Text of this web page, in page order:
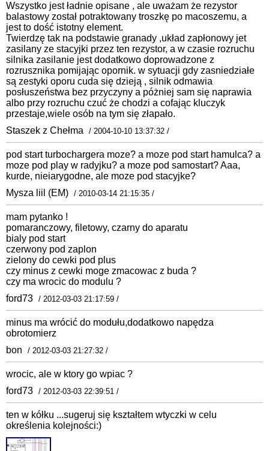
Wszystko jest ładnie opisane , ale uważam że rezystor
balastowy został potraktowany troszkę po macoszemu, a
jest to dość istotny element.
Twierdzę tak na podstawie granady ,układ zapłonowy jet
zasilany ze stacyjki przez ten rezystor, a w czasie rozruchu
silnika zasilanie jest dodatkowo doprowadzone z
rozrusznika pomijając opornik. w sytuacji gdy zasniedziałe
są zestyki oporu cuda się dzieją , silnik odmawia
posłuszeństwa bez przyczyny a póżniej sam się naprawia
albo przy rozruchu czuć że chodzi a cofając kluczyk
przestaje,wiele osób na tym się złapało.
Staszek z Chełma
/ 2004-10-10 13:37:32 /
pod start turbochargera moze? a moze pod start hamulca? a
moze pod play w radyjku? a moze pod samostart? Aaa,
kurde, nieiarygodne, ale moze pod stacyjke?
Mysza liil (EM) / 2010-03-14 21:15:35 /
mam pytanko !
pomaranczowy, filetowy, czarny do aparatu
bialy pod start
czerwony pod zaplon
zielony do cewki pod plus
czy minus z cewki moge zmacowac z buda ?
czy ma wrocic do modulu ?
ford73 / 2012-03-03 21:17:59 /
minus ma wrócić do modułu,dodatkowo napędza
obrotomierz
bon
/ 2012-03-03 21:27:32 /
wrocic, ale w ktory go wpiac ?
ford73 / 2012-03-03 22:39:51 /
ten w kółku ...sugeruj się kształtem wtyczki w celu
określenia kolejności:)